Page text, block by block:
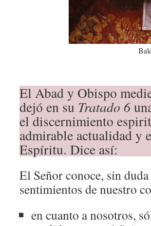
El Abad y Obispo
dejó en su Tratado 6
el discernimiento
admirable actualidad y
Espíritu. Dice así:
El Señor conoce, sin
sentimientos de nuestro
en cuanto a nosotros,